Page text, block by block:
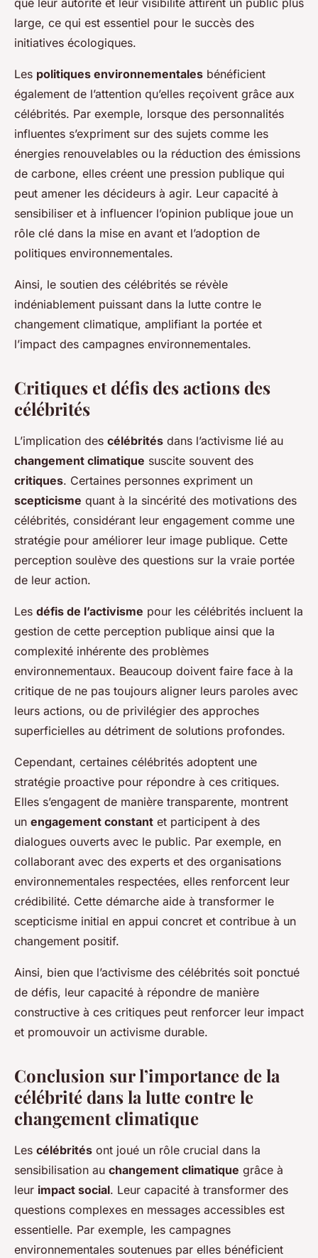
que leur autorité et leur visibilité attirent un public plus
large, ce qui est essentiel pour le succès des
initiatives écologiques.
Les politiques environnementales bénéficient
également de l’attention qu’elles reçoivent grâce aux
célébrités. Par exemple, lorsque des personnalités
influentes s’expriment sur des sujets comme les
énergies renouvelables ou la réduction des émissions
de carbone, elles créent une pression publique qui
peut amener les décideurs à agir. Leur capacité à
sensibiliser et à influencer l’opinion publique joue un
rôle clé dans la mise en avant et l’adoption de
politiques environnementales.
Ainsi, le soutien des célébrités se révèle
indéniablement puissant dans la lutte contre le
changement climatique, amplifiant la portée et
l’impact des campagnes environnementales.
Critiques et défis des actions des
célébrités
L’implication des célébrités dans l’activisme lié au
changement climatique suscite souvent des
critiques. Certaines personnes expriment un
scepticisme quant à la sincérité des motivations des
célébrités, considérant leur engagement comme une
stratégie pour améliorer leur image publique. Cette
perception soulève des questions sur la vraie portée
de leur action.
Les défis de l’activisme pour les célébrités incluent la
gestion de cette perception publique ainsi que la
complexité inhérente des problèmes
environnementaux. Beaucoup doivent faire face à la
critique de ne pas toujours aligner leurs paroles avec
leurs actions, ou de privilégier des approches
superficielles au détriment de solutions profondes.
Cependant, certaines célébrités adoptent une
stratégie proactive pour répondre à ces critiques.
Elles s’engagent de manière transparente, montrent
un engagement constant et participent à des
dialogues ouverts avec le public. Par exemple, en
collaborant avec des experts et des organisations
environnementales respectées, elles renforcent leur
crédibilité. Cette démarche aide à transformer le
scepticisme initial en appui concret et contribue à un
changement positif.
Ainsi, bien que l’activisme des célébrités soit ponctué
de défis, leur capacité à répondre de manière
constructive à ces critiques peut renforcer leur impact
et promouvoir un activisme durable.
Conclusion sur l’importance de la
célébrité dans la lutte contre le
changement climatique
Les célébrités ont joué un rôle crucial dans la
sensibilisation au changement climatique grâce à
leur impact social. Leur capacité à transformer des
questions complexes en messages accessibles est
essentielle. Par exemple, les campagnes
environnementales soutenues par elles bénéficient